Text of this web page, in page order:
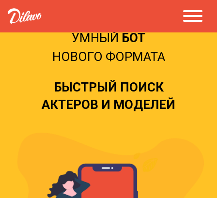
УМНЫЙ БОТ
НОВОГО ФОРМАТА
БЫСТРЫЙ ПОИСК
АКТЕРОВ И МОДЕЛЕЙ